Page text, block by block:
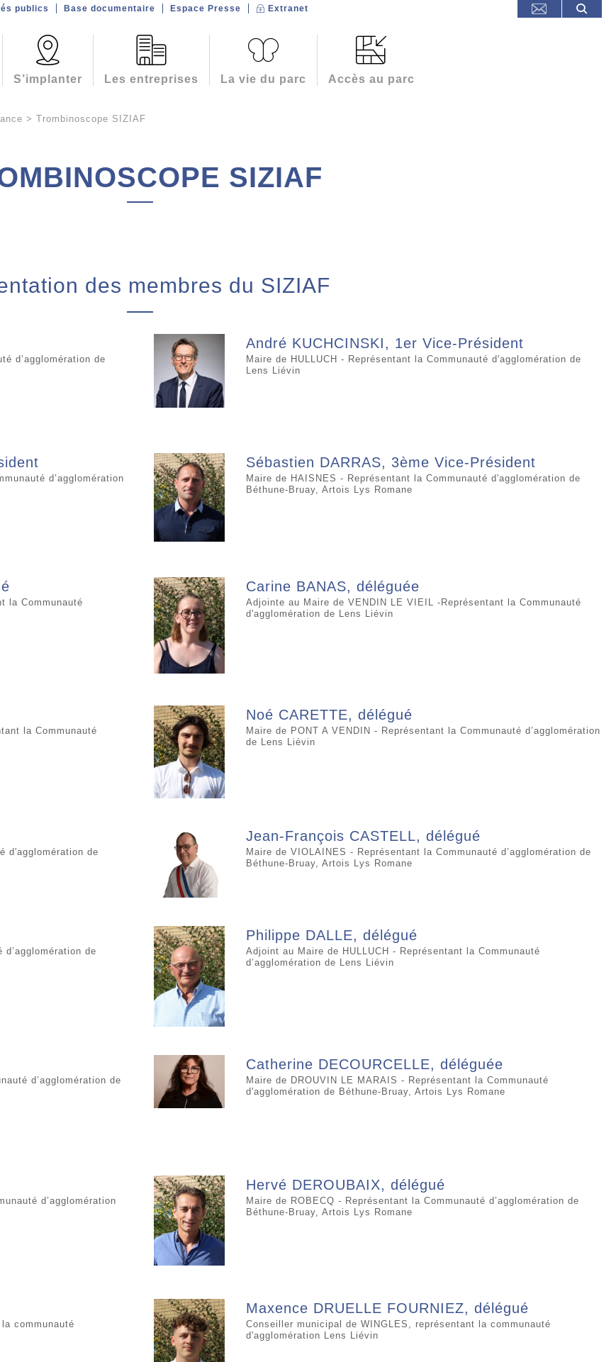
S’implanter Les entreprises La vie du parc Accès au parc
publics Base documentaire Espace Presse Extranet
> Trombinoscope SIZIAF
SIZIAF
des membres du SIZIAF
d’agglomération de
André KUCHCINSKI, 1er Vice-Président
Maire de HULLUCH - Représentant la Communauté d'agglomération de
Lens Liévin
d’agglomération
Sébastien DARRAS, 3ème Vice-Président
Maire de HAISNES - Représentant la Communauté d'agglomération de
Béthune-Bruay, Artois Lys Romane
la Communauté
Carine BANAS, déléguée
Adjointe au Maire de VENDIN LE VIEIL -Représentant la Communauté
d'agglomération de Lens Liévin
la Communauté
Noé CARETTE, délégué
Maire de PONT A VENDIN - Représentant la Communauté d’agglomération
de Lens Liévin
d'agglomération de
Jean-François CASTELL, délégué
Maire de VIOLAINES - Représentant la Communauté d’agglomération de
Béthune-Bruay, Artois Lys Romane
de
Philippe DALLE, délégué
Adjoint au Maire de HULLUCH - Représentant la Communauté
d’agglomération de Lens Liévin
d’agglomération de
Catherine DECOURCELLE, déléguée
Maire de DROUVIN LE MARAIS - Représentant la Communauté
d'agglomération de Béthune-Bruay, Artois Lys Romane
d’agglomération
Hervé DEROUBAIX, délégué
Maire de ROBECQ - Représentant la Communauté d’agglomération de
Béthune-Bruay, Artois Lys Romane
communauté
Maxence DRUELLE FOURNIEZ, délégué
Conseiller municipal de WINGLES, représentant la communauté
d'agglomération Lens Liévin